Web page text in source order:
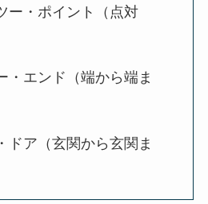
ー・ポイント（点対
・エンド（端から端ま
ドア（玄関から玄関ま